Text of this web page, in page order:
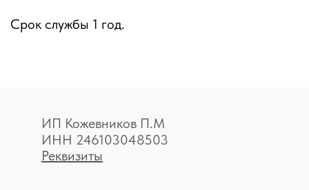
Срок службы 1 год.
ИП Кожевников П.М
ИНН 246103048503
Реквизиты